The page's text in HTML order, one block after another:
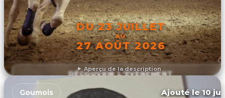
Aperçu de la description
DU 23 JUILLET
AU
27 AOÛT 2026
DÉCOUVRIR L'ÉVÉNEMENT
Goumois Ajouté le 10